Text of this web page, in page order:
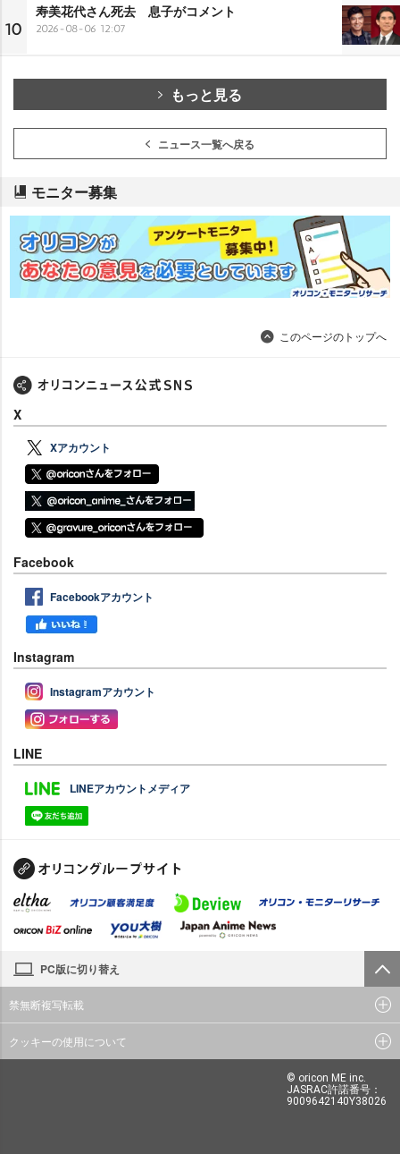
10
寿美花代さん死去 息子がコメント
2026-08-06 12:07
もっと見る
ニュース一覧へ戻る
モニター募集
このページのトップへ
X
Xアカウント
Facebook
Facebookアカウント
Instagram
Instagramアカウント
LINE
LINEアカウントメディア
PC版に切り替え
禁無断複写転載
クッキーの使用について
© oricon ME inc.
JASRAC許諾番号：
9009642140Y38026